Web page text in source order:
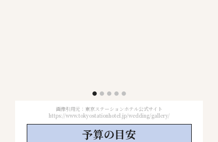
画像引用元：東京ステーションホテル公式サイト
https://www.tokyostationhotel.jp/wedding/gallery/
予算の目安